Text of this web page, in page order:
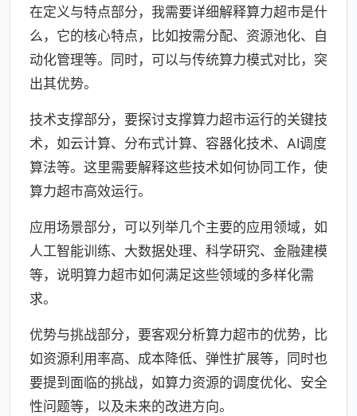
在定义与特点部分，我需要详细解释算力超市是什
么，它的核心特点，比如按需分配、资源池化、自
动化管理等。同时，可以与传统算力模式对比，突
出其优势。
技术支撑部分，要探讨支撑算力超市运行的关键技
术，如云计算、分布式计算、容器化技术、AI调度
算法等。这里需要解释这些技术如何协同工作，使
算力超市高效运行。
应用场景部分，可以列举几个主要的应用领域，如
人工智能训练、大数据处理、科学研究、金融建模
等，说明算力超市如何满足这些领域的多样化需
求。
优势与挑战部分，要客观分析算力超市的优势，比
如资源利用率高、成本降低、弹性扩展等，同时也
要提到面临的挑战，如算力资源的调度优化、安全
性问题等，以及未来的改进方向。